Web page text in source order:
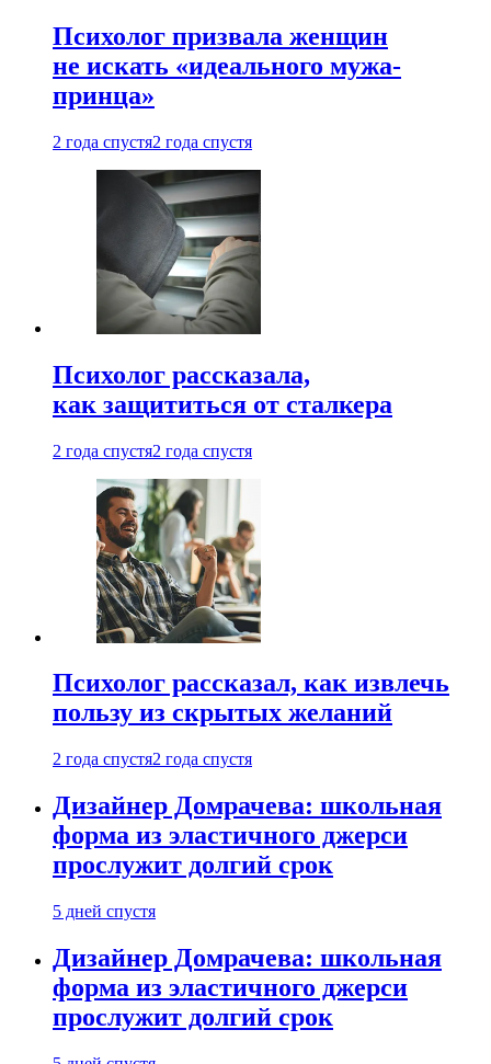
Психолог призвала женщин
не искать «идеального мужа-
принца»
2 года спустя2 года спустя
Психолог рассказала,
как защититься от сталкера
2 года спустя2 года спустя
Психолог рассказал, как извлечь
пользу из скрытых желаний
2 года спустя2 года спустя
Дизайнер Домрачева: школьная
форма из эластичного джерси
прослужит долгий срок
5 дней спустя
Дизайнер Домрачева: школьная
форма из эластичного джерси
прослужит долгий срок